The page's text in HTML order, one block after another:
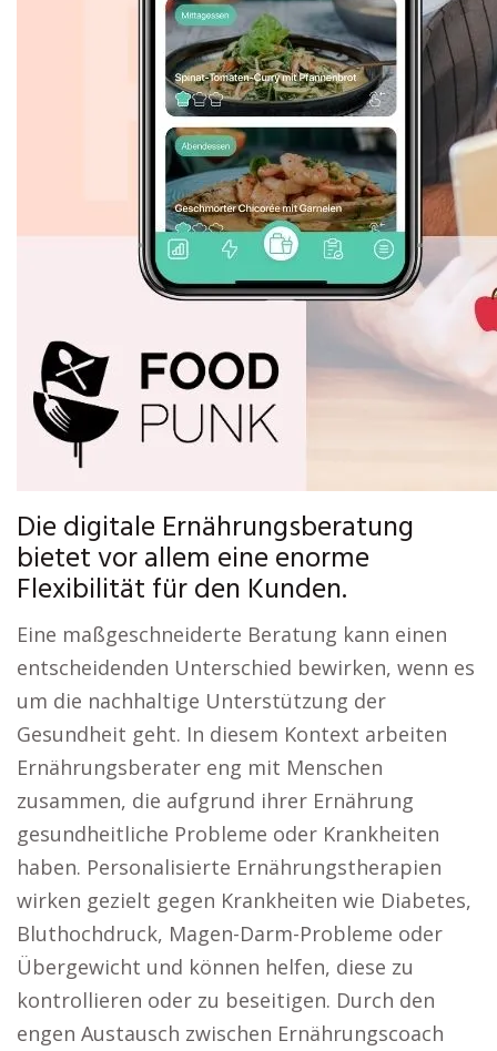
Die digitale Ernährungsberatung
bietet vor allem eine enorme
Flexibilität für den Kunden.
Eine maßgeschneiderte Beratung kann einen
entscheidenden Unterschied bewirken, wenn es
um die nachhaltige Unterstützung der
Gesundheit geht. In diesem Kontext arbeiten
Ernährungsberater eng mit Menschen
zusammen, die aufgrund ihrer Ernährung
gesundheitliche Probleme oder Krankheiten
haben. Personalisierte Ernährungstherapien
wirken gezielt gegen Krankheiten wie Diabetes,
Bluthochdruck, Magen-Darm-Probleme oder
Übergewicht und können helfen, diese zu
kontrollieren oder zu beseitigen. Durch den
engen Austausch zwischen Ernährungscoach